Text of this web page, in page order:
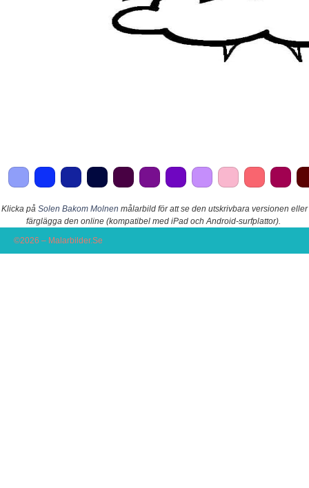
Klicka på Solen Bakom Molnen målarbild för att se den utskrivbara versionen eller
färglägga den online (kompatibel med iPad och Android-surfplattor).
©2026 – Malarbilder.Se